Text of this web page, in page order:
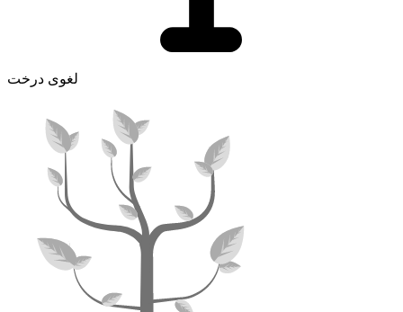
لغوی درخت